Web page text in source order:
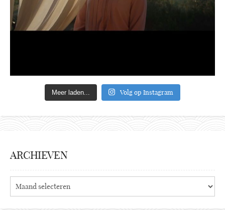
Meer laden... Volg op Instagram
ARCHIEVEN